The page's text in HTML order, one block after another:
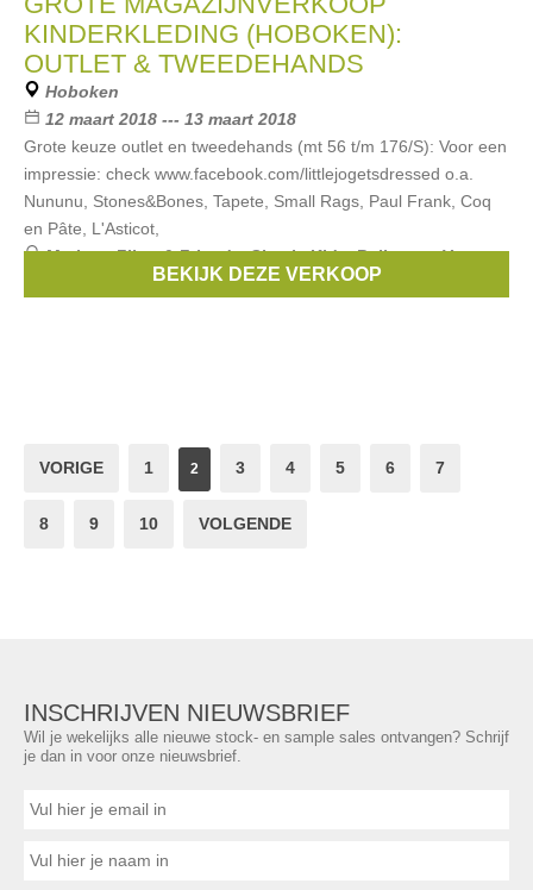
KINDERKLEDING (HOBOKEN):
OUTLET & TWEEDEHANDS
Hoboken
12 maart 2018 --- 13 maart 2018
Grote keuze outlet en tweedehands (mt 56 t/m 176/S): Voor een
impressie: check www.facebook.com/littlejogetsdressed o.a.
Nununu, Stones&Bones, Tapete, Small Rags, Paul Frank, Coq
en Pâte, L'Asticot,
Merken:Filou & Friends,Simple Kids,Bellerose,Van
, ...BEKIJK DEZE VERKOOP
VORIGE 1 2 3 4 5 6 7
8 9 10 VOLGENDE
INSCHRIJVEN NIEUWSBRIEF
Wil je wekelijks alle nieuwe stock- en sample sales ontvangen? Schrijf
je dan in voor onze nieuwsbrief.